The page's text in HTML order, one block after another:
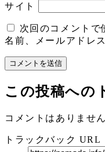
サイト
次回のコメントで
名前、メールアドレ
この投稿への
コメントはありません
トラックバック URL